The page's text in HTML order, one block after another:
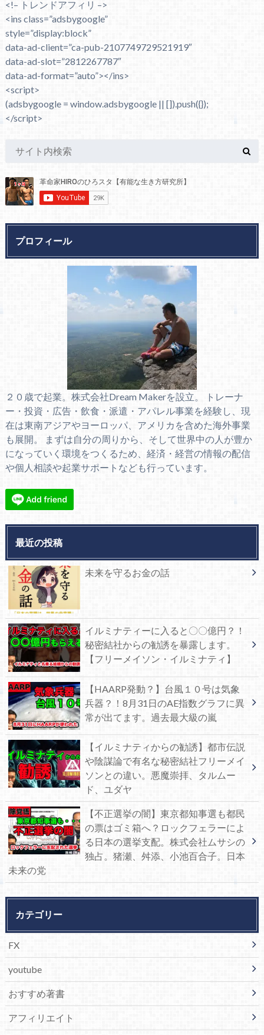
<!– トレンドアフィリ –>
<ins class=”adsbygoogle”
style=”display:block”
data-ad-client=”ca-pub-2107749729521919″
data-ad-slot=”2812267787″
data-ad-format=”auto”></ins>
<script>
(adsbygoogle = window.adsbygoogle || []).push({});
</script>
プロフィール
２０歳で起業。株式会社Dream Makerを設立。 トレーナ
ー・投資・広告・飲食・派遣・アパレル事業を経験し、現
在は東南アジアやヨーロッパ、アメリカを含めた海外事業
も展開。 まずは自分の周りから、そして世界中の人が豊か
になっていく環境をつくるため、経済・経営の情報の配信
や個人相談や起業サポートなども行っています。
最近の投稿
未来を守るお金の話
イルミナティーに入ると〇〇億円？！
秘密結社からの勧誘を暴露します。
【フリーメイソン・イルミナティ】
【HAARP発動？】台風１０号は気象
兵器？！8月31日のAE指数グラフに異
常が出てます。過去最大級の嵐
【イルミナティからの勧誘】都市伝説
や陰謀論で有名な秘密結社フリーメイ
ソンとの違い。悪魔崇拝、タルムー
ド、ユダヤ
【不正選挙の闇】東京都知事選も都民
の票はゴミ箱へ？ロックフェラーによ
る日本の選挙支配。株式会社ムサシの
独占。猪瀬、舛添、小池百合子。日本
未来の党
カテゴリー
FX
youtube
おすすめ著書
アフィリエイト